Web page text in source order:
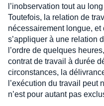
l’inobservation tout au
Toutefois, la relation de
nécessairement longue,
s’appliquer à une relation
l’ordre de quelques
contrat de travail à durée
circonstances, la
l’exécution du travail peut
n’est pour autant pas